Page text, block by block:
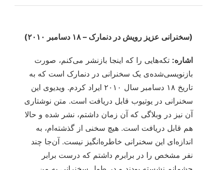
(سخنرانی عزیز رویش در دنمارک – ۱۸ دسامبر ۲۰۱۰)
اشاره: تکه‌هایی را که اینجا بازنشر می‌کنم، صورت
بازنویسی‌شده‌ی یک سخنرانی در دنمارک است که به
تاریخ ۱۸ دسامبر سال ۲۰۱۰ ایراد کردم. ویدیوی این
سخنرانی در یوتیوب قابل دریافت است. متن نوشتاری
آن نیز در وبلاگی که آن زمان داشتم، نشر شده و حالا
هم قابل دریافت است. هیچ سخنی از گذشته‌ام، به
اندازه‌ای این سخنرانی خاطره‌انگیز نیست. آن‌جا چند
نفر مشخص را در برابرم داشتم که درست برابر